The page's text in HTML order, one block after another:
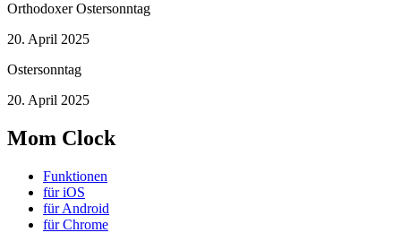
Orthodoxer Ostersonntag
20. April 2025
Ostersonntag
20. April 2025
Mom Clock
Funktionen
für iOS
für Android
für Chrome